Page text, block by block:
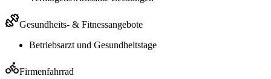
Gesundheits- & Fitnessangebote
Betriebsarzt und Gesundheitstage
Firmenfahrrad